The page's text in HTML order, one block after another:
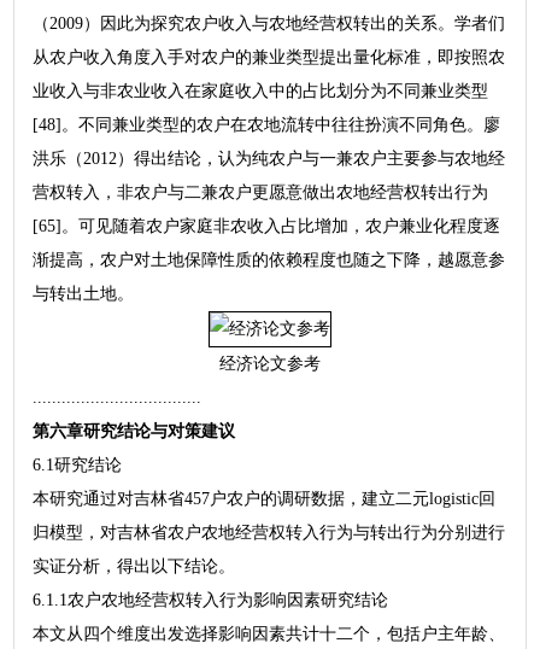
（2009）因此为探究农户收入与农地经营权转出的关系。学者们
从农户收入角度入手对农户的兼业类型提出量化标准，即按照农
业收入与非农业收入在家庭收入中的占比划分为不同兼业类型
[48]。不同兼业类型的农户在农地流转中往往扮演不同角色。廖
洪乐（2012）得出结论，认为纯农户与一兼农户主要参与农地经
营权转入，非农户与二兼农户更愿意做出农地经营权转出行为
[65]。可见随着农户家庭非农收入占比增加，农户兼业化程度逐
渐提高，农户对土地保障性质的依赖程度也随之下降，越愿意参
与转出土地。
经济论文参考
第六章研究结论与对策建议
6.1研究结论
本研究通过对吉林省457户农户的调研数据，建立二元logistic回
归模型，对吉林省农户农地经营权转入行为与转出行为分别进行
实证分析，得出以下结论。
6.1.1农户农地经营权转入行为影响因素研究结论
本文从四个维度出发选择影响因素共计十二个，包括户主年龄、